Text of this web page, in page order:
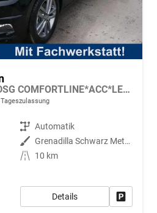
Comfortline 1.5 TSI DSG COMFORTLINE*ACC*LED*PDC*KAMERA*NAVI*SHZ* 7-SITZER 17-ZOLL
Getriebe Automatik
Außenfarbe
Grenadilla Schwarz Metallic
Kilometerstand
10 km
Details